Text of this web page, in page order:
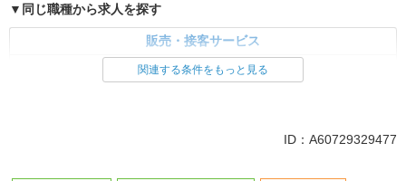
同じ職種から求人を探す
販売・接客サービス
関連する条件をもっと見る
ID：A60729329477